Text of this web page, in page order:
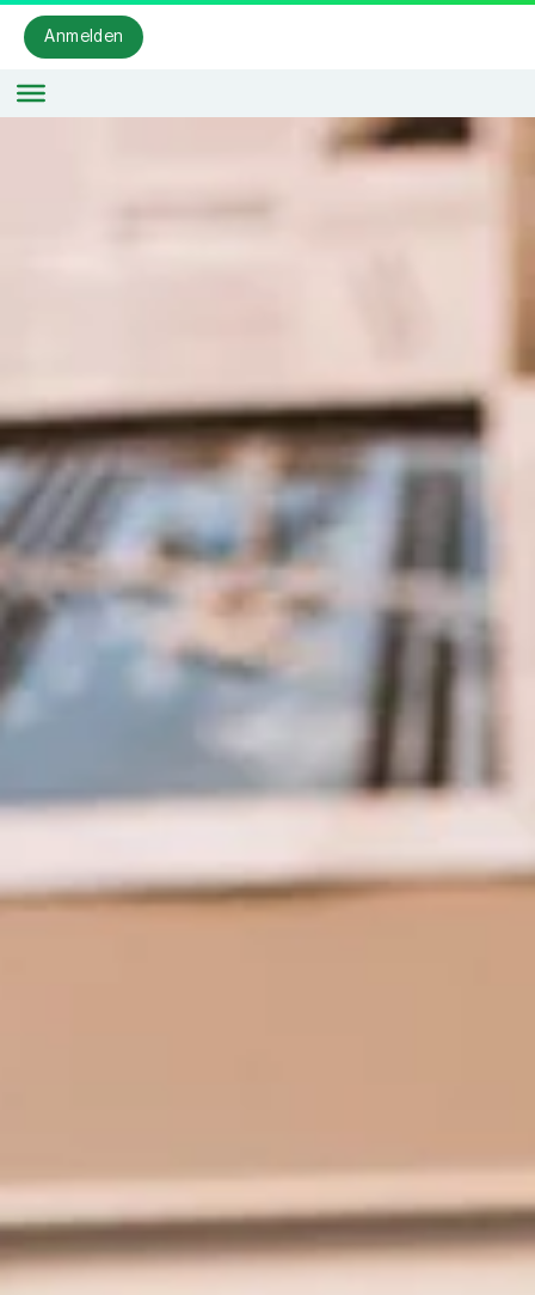
Anmelden